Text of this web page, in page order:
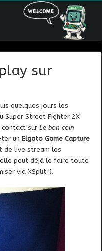
sur
quelques jours les
Super Street Fighter 2X
contact surLe bon coin
un Elgato Game Capture
de live stream les
peut déjà le faire toute
via XSplit !).